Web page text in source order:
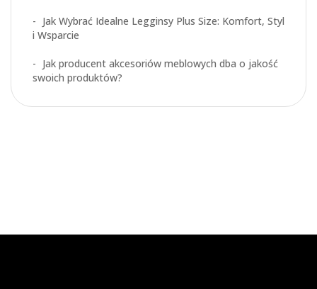
Jak Wybrać Idealne Legginsy Plus Size: Komfort, Styl
i Wsparcie
Jak producent akcesoriów meblowych dba o jakość
swoich produktów?